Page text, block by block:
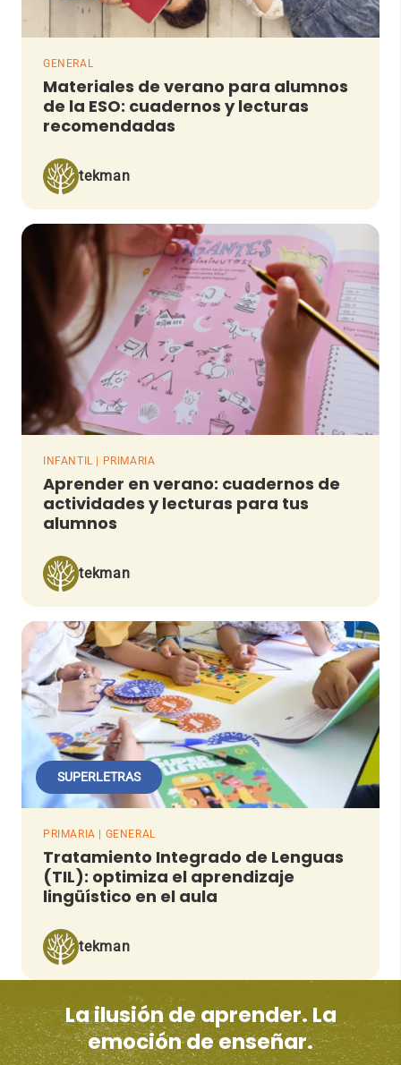
GENERAL
Materiales de verano para alumnos
de la ESO: cuadernos y lecturas
recomendadas
tekman
INFANTIL | PRIMARIA
Aprender en verano: cuadernos de
actividades y lecturas para tus
alumnos
tekman
SUPERLETRAS
PRIMARIA | GENERAL
Tratamiento Integrado de Lenguas
(TIL): optimiza el aprendizaje
lingüístico en el aula
tekman
La ilusión de aprender. La
emoción de enseñar.